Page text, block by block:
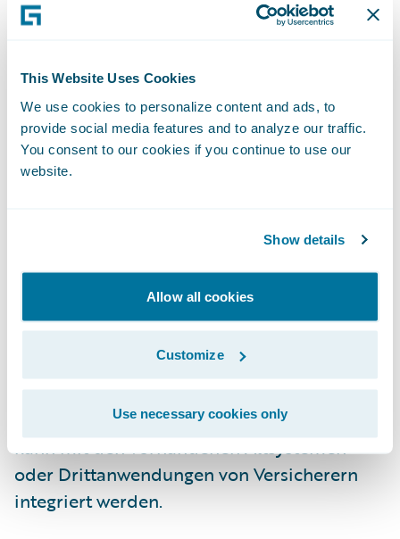
This Website Uses Cookies
We use cookies to personalize content and ads, to
provide social media features and to analyze our traffic.
You consent to our cookies if you continue to use our
website.
Show details
Allow all cookies
Customize
Use necessary cookies only
Grund auf für die spezifischen
Unfallversicherer konzipiert wurde. Durch
die flexiblen Geschäftsregeln von
ClaimCenter können Versicherer ihre
Schadenbearbeitungsverfahren
kontinuierlich verbessern und so ihre
kontrollieren. ClaimCenter wird von
eingesetzt, um Tempo und Genauigkeit zu
steigern, die Regulierungskosten zu senken
ermöglichen. Die Guidewire-Lösung wird als
eigenständiges System oder als Teil der
Guidewire InsuranceSuite™ angeboten und
kann mit den vorhandenen Altsystemen
oder Drittanwendungen von Versicherern
integriert werden.